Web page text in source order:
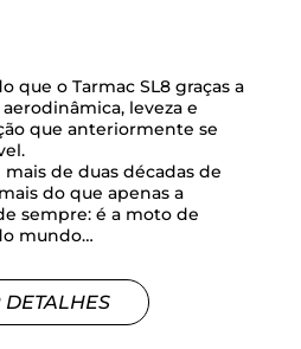
que o Tarmac SL8 graças a
leveza e
que anteriormente se
de duas décadas de
do que apenas a
sempre: é a moto de
mundo…
DETALHES